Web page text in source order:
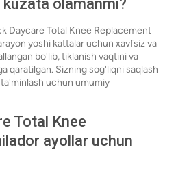
olamanmi?
Daycare Total Knee Replacement
yoshi kattalar uchun xavfsiz va
bo'lib, tiklanish vaqtini va
qaratilgan. Sizning sog'liqni saqlash
uchun umumiy
Total Knee
ayollar uchun